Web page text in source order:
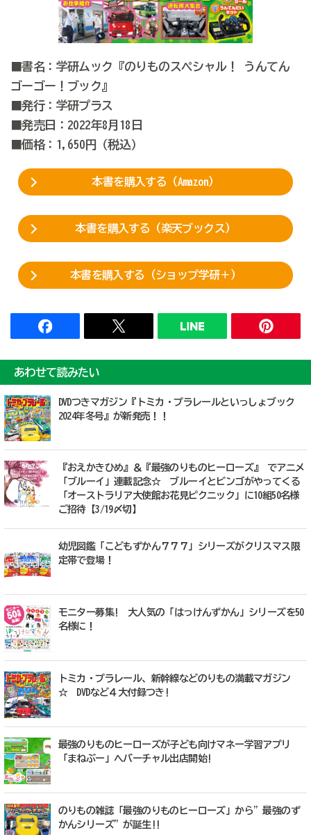
■書名：学研ムック『のりものスペシャル！ うんてん
ゴーゴー！ブック』
■発行：学研プラス
■発売日：2022年8月18日
■価格：1,650円（税込）
本書を購入する（Amazon）
本書を購入する（楽天ブックス）
本書を購入する（ショップ学研＋）
あわせて読みたい
DVDつきマガジン『トミカ・プラレールといっしょブック
2024年冬号』が新発売！！
『おえかきひめ』＆『最強のりものヒーローズ』 でアニメ
「ブルーイ」連載記念☆ ブルーイとビンゴがやってくる
「オーストラリア大使館お花見ピクニック」に10組50名様
ご招待【3/19〆切】
幼児図鑑「こどもずかん７７７」シリーズがクリスマス限
定帯で登場！
モニター募集! 大人気の「はっけんずかん」シリーズを50
名様に！
トミカ・プラレール、新幹線などのりもの満載マガジン
☆ DVDなど４大付録つき!
最強のりものヒーローズが子ども向けマネー学習アプリ
「まねぶー」へバーチャル出店開始!
のりもの雑誌「最強のりものヒーローズ」から”最強のず
かんシリーズ”が誕生!!